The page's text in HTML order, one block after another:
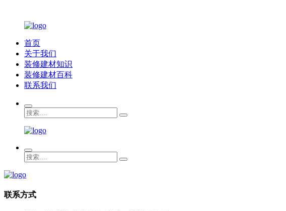
首页
关于我们
装修建材知识
装修建材百科
联系我们
联系方式